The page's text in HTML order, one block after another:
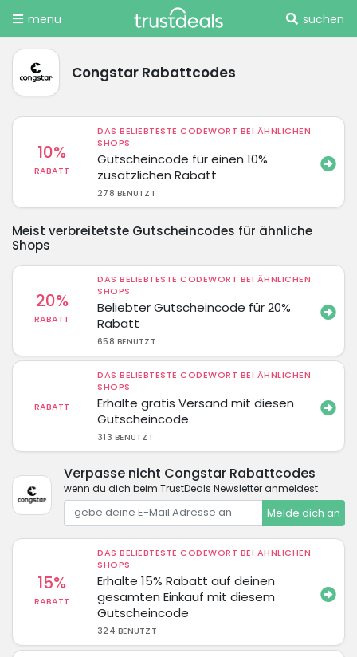
menu suchen
Congstar Rabattcodes
10%
RABATT
DAS BELIEBTESTE CODEWORT BEI ÄHNLICHEN
SHOPS
Gutscheincode für einen 10%
zusätzlichen Rabatt
278 BENUTZT
Meist verbreitetste Gutscheincodes für ähnliche
Shops
20%
RABATT
DAS BELIEBTESTE CODEWORT BEI ÄHNLICHEN
SHOPS
Beliebter Gutscheincode für 20%
Rabatt
658 BENUTZT
RABATT
DAS BELIEBTESTE CODEWORT BEI ÄHNLICHEN
SHOPS
Erhalte gratis Versand mit diesen
Gutscheincode
313 BENUTZT
Verpasse nicht Congstar Rabattcodes
wenn du dich beim TrustDeals Newsletter anmeldest
Melde dich an
15%
RABATT
DAS BELIEBTESTE CODEWORT BEI ÄHNLICHEN
SHOPS
Erhalte 15% Rabatt auf deinen
gesamten Einkauf mit diesem
Gutscheincode
324 BENUTZT